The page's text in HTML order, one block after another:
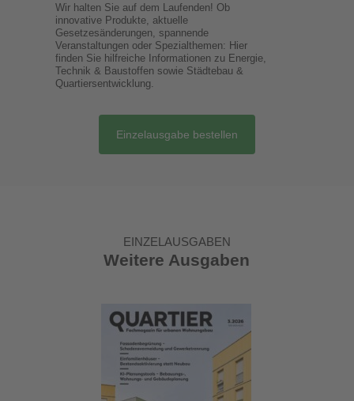
Wir halten Sie auf dem Laufenden! Ob
innovative Produkte, aktuelle
Gesetzesänderungen, spannende
Veranstaltungen oder Spezialthemen: Hier
finden Sie hilfreiche Informationen zu Energie,
Technik & Baustoffen sowie Städtebau &
Quartiersentwicklung.
Einzelausgabe bestellen
EINZELAUSGABEN
Weitere Ausgaben